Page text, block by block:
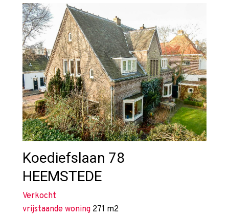
Koediefslaan 78
HEEMSTEDE
Verkocht
vrijstaande woning 271 m2